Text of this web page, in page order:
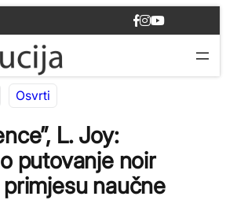
F
a
b
I
n
a
Y
o
u
Osvrti
L. Joy:
putovanje noir
naučne